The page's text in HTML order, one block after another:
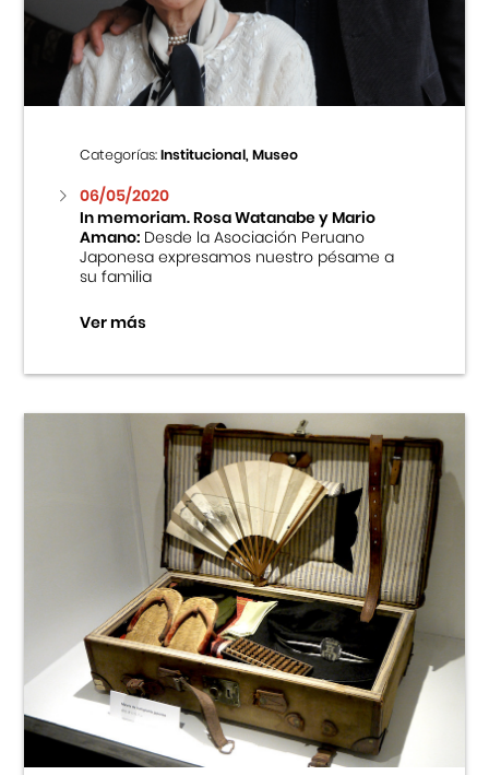
Centro Cultural Peruano Japonés
Cursos
Museo de la Inmigración Japonesa
Fondo Editorial
Teatro Peruano Japonés
Categorías:Institucional, Museo
06/05/2020
In memoriam. Rosa Watanabe y Mario
Amano:Desde la Asociación Peruano
Japonesa expresamos nuestro pésame a
su familia
Ver más